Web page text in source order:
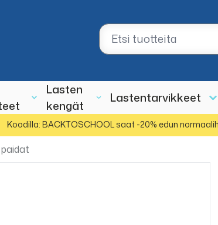
Lasten
kengät
Lastentarvikkeet
Koodilla: BACKTOSCHOOL saat -20% edun